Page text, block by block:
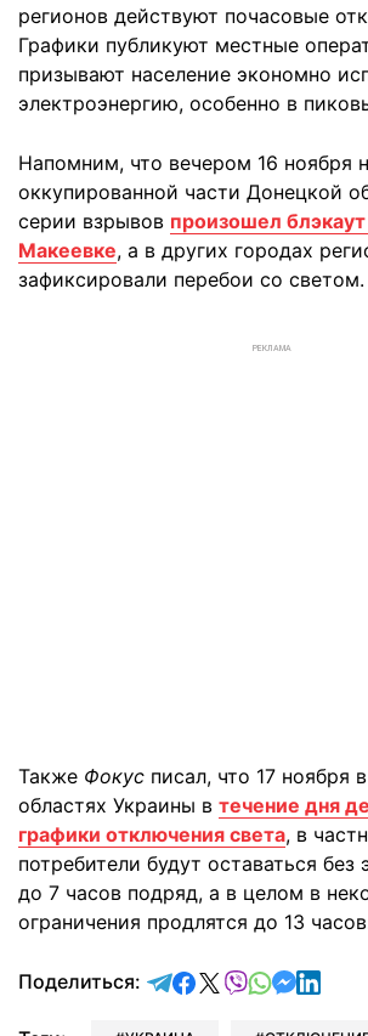
регионов действуют почасовые
Графики публикуют местные
призывают население экономно
электроэнергию, особенно в
Напомним, что вечером 16 ноября
оккупированной части Донецкой
серии взрывов произошел
Макеевке, а в других городах
зафиксировали перебои со светом.
РЕКЛАМА
Также Фокус писал, что 17 ноября
областях Украины в течение дня
графики отключения света, в
потребители будут оставаться без
до 7 часов подряд, а в целом в
ограничения продлятся до 13
Поделиться: отправить в Telegram
поделиться в
поделиться в X
отправить в